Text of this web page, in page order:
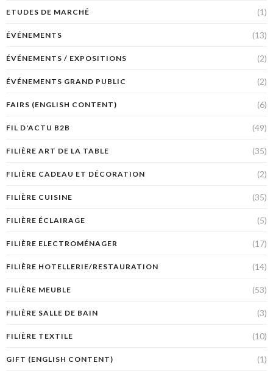
ETUDES DE MARCHÉ (1)
ÉVÉNEMENTS (13)
ÉVÉNEMENTS / EXPOSITIONS (2)
ÉVÉNEMENTS GRAND PUBLIC (2)
FAIRS (ENGLISH CONTENT) (6)
FIL D'ACTU B2B (49)
FILIÈRE ART DE LA TABLE (35)
FILIÈRE CADEAU ET DÉCORATION (2)
FILIÈRE CUISINE (35)
FILIÈRE ÉCLAIRAGE (5)
FILIÈRE ELECTROMÉNAGER (17)
FILIÈRE HOTELLERIE/RESTAURATION (14)
FILIÈRE MEUBLE (53)
FILIÈRE SALLE DE BAIN (3)
FILIÈRE TEXTILE (10)
GIFT (ENGLISH CONTENT) (1)